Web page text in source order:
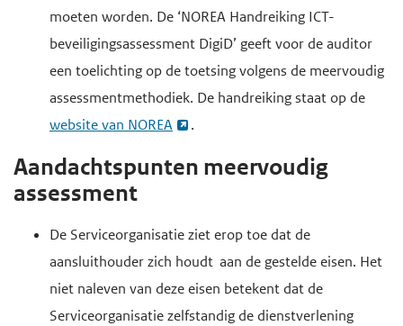
moeten worden. De ‘NOREA Handreiking ICT-
beveiligingsassessment DigiD’ geeft voor de auditor
een toelichting op de toetsing volgens de meervoudig
assessmentmethodiek. De handreiking staat op de
website van NOREA
.
Aandachtspunten meervoudig
assessment
De Serviceorganisatie ziet erop toe dat de
aansluithouder zich houdt aan de gestelde eisen. Het
niet naleven van deze eisen betekent dat de
Serviceorganisatie zelfstandig de dienstverlening